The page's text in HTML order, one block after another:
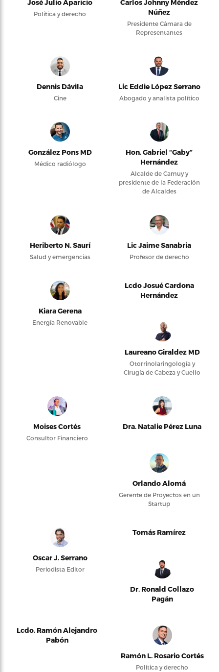
José Julio Aparicio
Política y derecho
Carlos Johnny Méndez
Núñez
Presidente Cámara de
Representantes
Dennis Dávila
Cine
Lic Eddie López Serrano
Abogado y analista político
González Pons MD
Médico radiólogo
Hon. Gabriel “Gaby”
Hernández
Alcalde de Camuy y
presidente de la Federación
de Alcaldes
Heriberto N. Saurí
Salud y emergencias
Lic Jaime Sanabria
Profesor de derecho
Kiara Gerena
Energía Renovable
Lcdo Josué Cardona
Hernández
Laureano Giraldez MD
Otorrinolaringología y
Cirugía de Cabeza y Cuello
Moises Cortés
Consultor Financiero
Dra. Natalie Pérez Luna
Orlando Alomá
Gerente de Proyectos en un
Startup
Oscar J. Serrano
Periodista Editor
Tomás Ramírez
Dr. Ronald Collazo
Pagán
Lcdo. Ramón Alejandro
Pabón
Ramón L. Rosario Cortés
Política y derecho